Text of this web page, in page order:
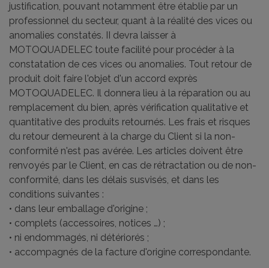
justification, pouvant notamment être établie par un
professionnel du secteur, quant à la réalité des vices ou
anomalies constatés. II devra laisser à
MOTOQUADELEC toute facilité pour procéder à la
constatation de ces vices ou anomalies. Tout retour de
produit doit faire l'objet d'un accord exprès
MOTOQUADELEC. Il donnera lieu à la réparation ou au
remplacement du bien, après vérification qualitative et
quantitative des produits retournés. Les frais et risques
du retour demeurent à la charge du Client si la non-
conformité n'est pas avérée. Les articles doivent être
renvoyés par le Client, en cas de rétractation ou de non-
conformité, dans les délais susvisés, et dans les
conditions suivantes :
• dans leur emballage d'origine ;
• complets (accessoires, notices …) ;
• ni endommagés, ni détériorés ;
• accompagnés de la facture d'origine correspondante.